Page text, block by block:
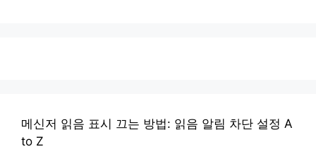
메신저 읽음 표시 끄는 방법: 읽음 알림 차단 설정 A
to Z